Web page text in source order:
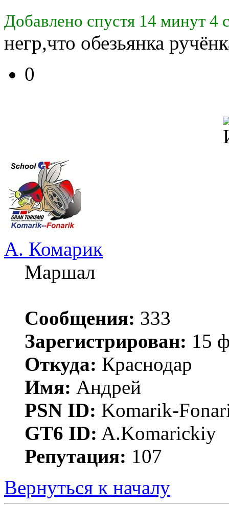
Добавлено спустя 14 минут 4
негр,что обезьянка
0
А. Комарик
Маршал
Сообщения: 333
Зарегистрирован: 15
Откуда: Краснодар
Имя: Андрей
PSN ID: Komarik-
GT6 ID: A.Komarickiy
Репутация: 107
Вернуться к началу